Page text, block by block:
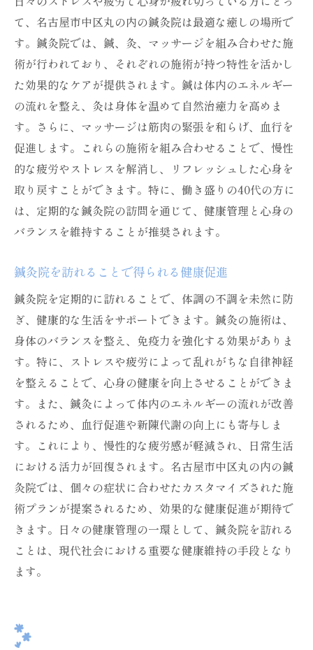
施術後のリフレッシュ感とその理由
忙しい日常に取り入れたい鍼灸の効果
鍼灸院が提供する新たな生活の質の向上
て、名古屋市中区丸の内の鍼灸院は最適な癒しの場所で
す。鍼灸院では、鍼、灸、マッサージを組み合わせた施
術が行われており、それぞれの施術が持つ特性を活かし
た効果的なケアが提供されます。鍼は体内のエネルギー
の流れを整え、灸は身体を温めて自然治癒力を高めま
す。さらに、マッサージは筋肉の緊張を和らげ、血行を
促進します。これらの施術を組み合わせることで、慢性
的な疲労やストレスを解消し、リフレッシュした心身を
取り戻すことができます。特に、働き盛りの40代の方に
は、定期的な鍼灸院の訪問を通じて、健康管理と心身の
バランスを維持することが推奨されます。
鍼灸院を訪れることで得られる健康促進
鍼灸院を定期的に訪れることで、体調の不調を未然に防
ぎ、健康的な生活をサポートできます。鍼灸の施術は、
身体のバランスを整え、免疫力を強化する効果がありま
す。特に、ストレスや疲労によって乱れがちな自律神経
を整えることで、心身の健康を向上させることができま
す。また、鍼灸によって体内のエネルギーの流れが改善
されるため、血行促進や新陳代謝の向上にも寄与しま
す。これにより、慢性的な疲労感が軽減され、日常生活
における活力が回復されます。名古屋市中区丸の内の鍼
灸院では、個々の症状に合わせたカスタマイズされた施
術プランが提案されるため、効果的な健康促進が期待で
きます。日々の健康管理の一環として、鍼灸院を訪れる
ことは、現代社会における重要な健康維持の手段となり
ます。